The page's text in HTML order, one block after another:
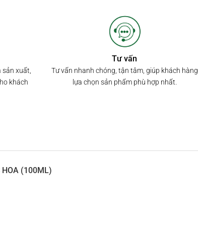
sản xuất,
khách
Tư vấn
Tư vấn nhanh chóng, tận tâm, giúp khách hàng
lựa chọn sản phẩm phù hợp nhất.
HOA (100ML)